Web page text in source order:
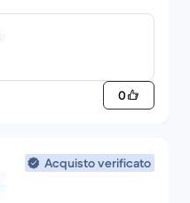
0
Acquisto verificato